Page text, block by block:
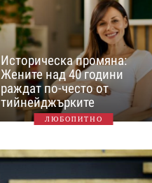
Историческа промяна:
Жените над 40 години
раждат по-често от
тийнейджърките
ЛЮБОПИТНО